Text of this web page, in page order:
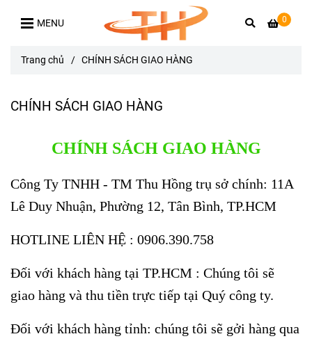
0
MENU
Trang chủ / CHÍNH SÁCH GIAO HÀNG
CHÍNH SÁCH GIAO HÀNG
CHÍNH SÁCH GIAO HÀNG
Công Ty TNHH - TM Thu Hồng trụ sở chính: 11A
Lê Duy Nhuận, Phường 12, Tân Bình, TP.HCM
HOTLINE LIÊN HỆ : 0906.390.758
Đối với khách hàng tại TP.HCM : Chúng tôi sẽ
giao hàng và thu tiền trực tiếp tại Quý công ty.
Đối với khách hàng tỉnh: chúng tôi sẽ gởi hàng qua